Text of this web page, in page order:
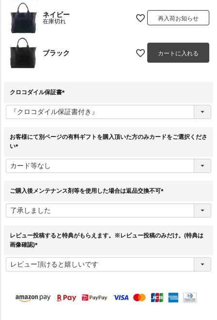
ネイビー
在庫切れ 再入荷お知らせ
ブラック カートに入れる
クロコダイル保証書
必
須
お客様にて別ページの有料ギフトを購入頂いた方のみカードをご選択くださ
い
必
須
ご購入後メンテナンス剤等を使用した場合は返品交換不可
須
レビュー投稿すると特典がもらえます。※レビュー投稿のみだけ。(特典は
画像確認)
必
須